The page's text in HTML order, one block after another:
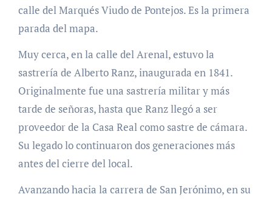
calle del Marqués Viudo de Pontejos. Es la primera
parada del mapa.
Muy cerca, en la calle del Arenal, estuvo la
sastrería de Alberto Ranz, inaugurada en 1841.
Originalmente fue una sastrería militar y más
tarde de señoras, hasta que Ranz llegó a ser
proveedor de la Casa Real como sastre de cámara.
Su legado lo continuaron dos generaciones más
antes del cierre del local.
Avanzando hacia la carrera de San Jerónimo, en su